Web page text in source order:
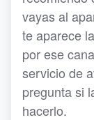
vayas al
te aparece
por ese
servicio de
pregunta si
hacerlo.